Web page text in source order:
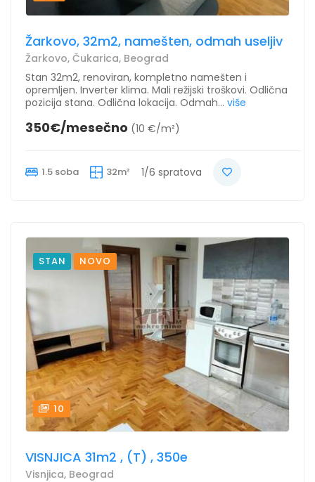
Žarkovo, 32m2, namešten, odmah useljiv
Žarkovo, Čukarica, Beograd
Stan 32m2, renoviran, kompletno namešten i
opremljen. Inverter klima. Mali režijski troškovi. Odlična
pozicija stana. Odlična lokacija. Odmah... više
350€/mesečno (10 €/m²)
1.5 soba 32m² 1/6 spratova
STAN NOVO
10
VISNJICA 31m2 , (T) , 350e
Visnjica, Beograd